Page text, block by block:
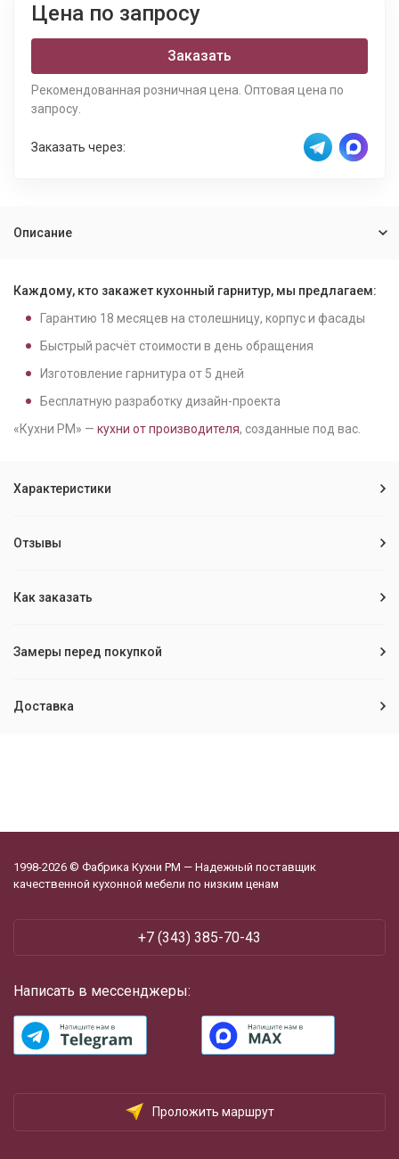
Цена по запросу
Заказать
Рекомендованная розничная цена. Оптовая цена по
запросу.
Заказать через:
Описание
Каждому, кто закажет кухонный гарнитур, мы предлагаем:
Гарантию 18 месяцев на столешницу, корпус и фасады
Быстрый расчёт стоимости в день обращения
Изготовление гарнитура от 5 дней
Бесплатную разработку дизайн-проекта
«Кухни РМ» — кухни от производителя, созданные под вас.
Характеристики
Отзывы
Как заказать
Замеры перед покупкой
Доставка
1998-2026 © Фабрика Кухни РМ — Надежный поставщик
качественной кухонной мебели по низким ценам
‪+7 (343) 385-70-43
Написать в мессенджеры:
Проложить маршрут